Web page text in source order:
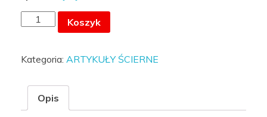
ilość
SIATKA
Koszyk
Kategoria: ARTYKUŁY ŚCIERNE
Opis